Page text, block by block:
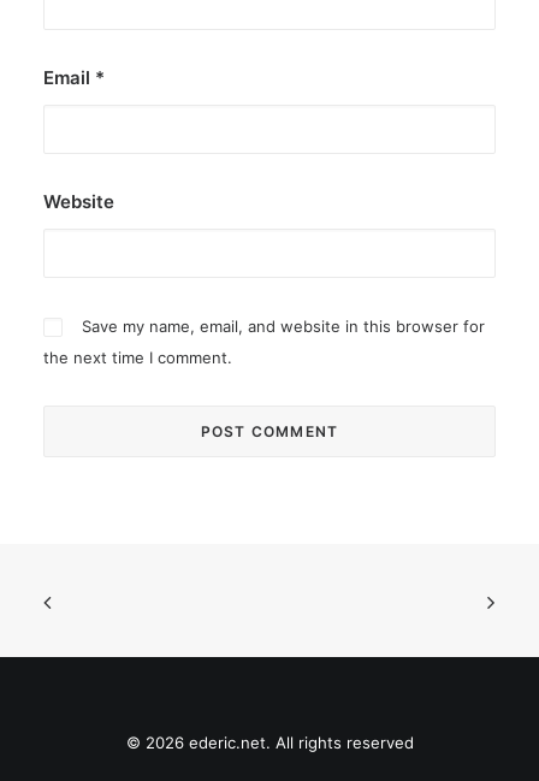
Email *
Website
Save my name, email, and website in this browser for
the next time I comment.
© 2026 ederic.net. All rights reserved